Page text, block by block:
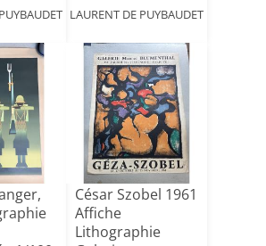
LAURENT DE PUYBAUDET
César Szobel 1961
Affiche
Lithographie